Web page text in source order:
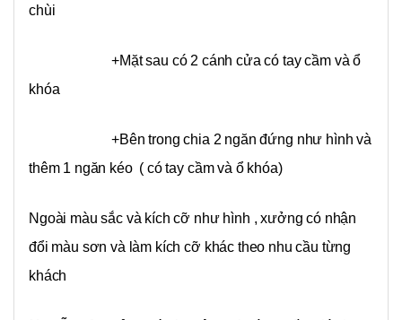
chùi
+Mặt sau có 2 cánh cửa có tay cầm và ổ
khóa
+Bên trong chia 2 ngăn đứng như hình và
thêm 1 ngăn kéo ( có tay cầm và ổ khóa)
Ngoài màu sắc và kích cỡ như hình , xưởng có nhận
đổi màu sơn và làm kích cỡ khác theo nhu cầu từng
khách